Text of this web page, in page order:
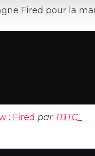
Fired pour la
: Fired par TBTC_